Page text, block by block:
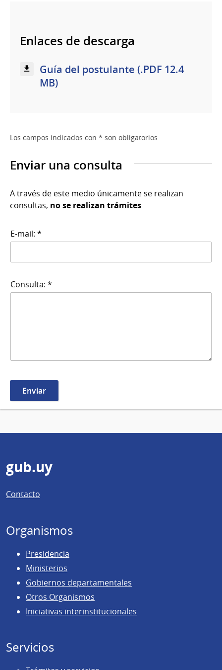
Enlaces de descarga
Guía del postulante (.PDF 12.4
MB)
Los campos indicados con * son obligatorios
Enviar una consulta
A través de este medio únicamente se realizan
consultas, no se realizan trámites
E-mail: *
Consulta: *
Pie
de
página
gub.uy
Contacto
Organismos
Presidencia
Ministerios
Gobiernos departamentales
Otros Organismos
Iniciativas interinstitucionales
Servicios